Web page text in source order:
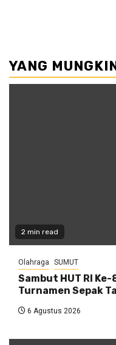
YANG
2 min read
Olahraga SUMUT
Sambut HUT RI
Turnamen Sepak
6 Agustus 2026